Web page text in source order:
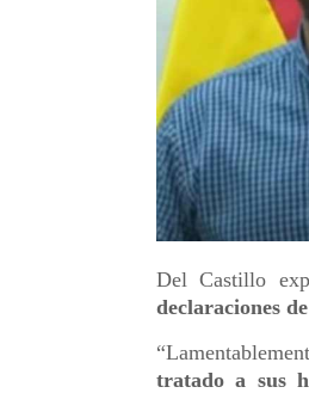
Del Castillo
declaraciones
tratado a sus